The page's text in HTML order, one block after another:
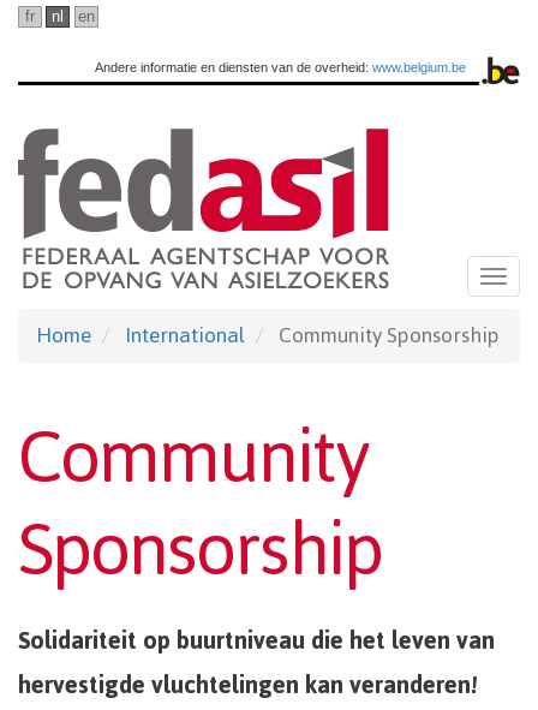
Ga
hoofdinhoud
fr nl en
Andere informatie en diensten van de overheid: www.belgium.be
Home International Community Sponsorship
Community
Sponsorship
Solidariteit op buurtniveau die het leven van
hervestigde vluchtelingen kan veranderen!